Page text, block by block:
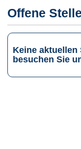
Offene
Keine aktuellen
besuchen Sie